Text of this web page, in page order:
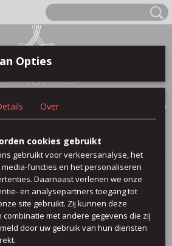
(0)
uni>Flox Rian
Opties
Over
cookies gebruikt
gebruikt voor verkeersanalyse, het
functies en het personaliseren
Daarnaast verlenen we onze
en analysepartners toegang tot
site gebruikt. Zij kunnen deze
met andere gegevens die zij
door uw gebruik van hun diensten